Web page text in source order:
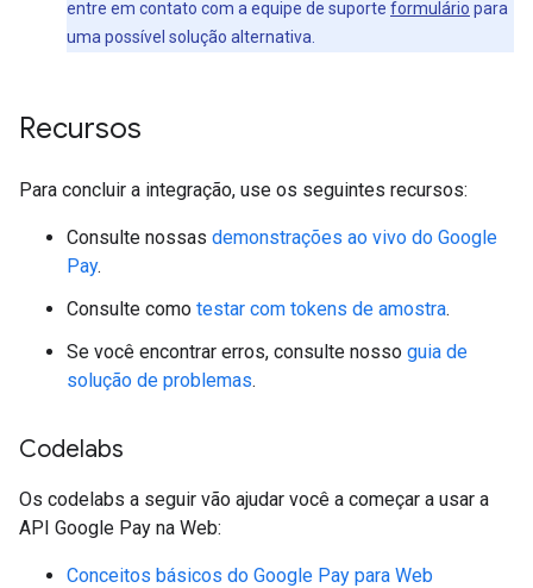
entre em contato com a equipe de suporte formulário para
uma possível solução alternativa.
Recursos
Para concluir a integração, use os seguintes recursos:
Consulte nossas demonstrações ao vivo do Google
Pay.
Consulte como testar com tokens de amostra.
Se você encontrar erros, consulte nosso guia de
solução de problemas.
Codelabs
Os codelabs a seguir vão ajudar você a começar a usar a
API Google Pay na Web:
Conceitos básicos do Google Pay para Web